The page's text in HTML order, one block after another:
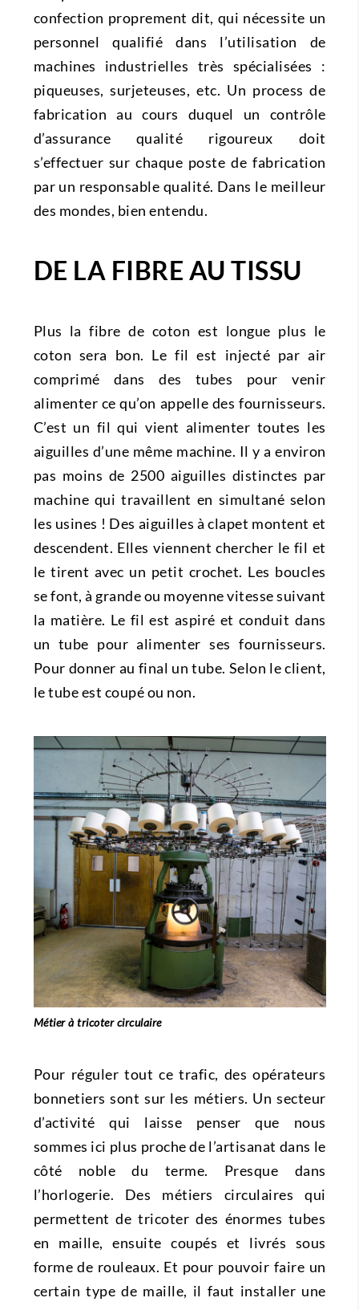
confection proprement dit, qui nécessite un
personnel qualifié dans l’utilisation de
machines industrielles très spécialisées :
piqueuses, surjeteuses, etc. Un process de
fabrication au cours duquel un contrôle
d’assurance qualité rigoureux doit
s’effectuer sur chaque poste de fabrication
par un responsable qualité. Dans le meilleur
des mondes, bien entendu.
DE LA FIBRE AU TISSU
Plus la fibre de coton est longue plus le
coton sera bon. Le fil est injecté par air
comprimé dans des tubes pour venir
alimenter ce qu’on appelle des fournisseurs.
C’est un fil qui vient alimenter toutes les
aiguilles d’une même machine. Il y a environ
pas moins de 2500 aiguilles distinctes par
machine qui travaillent en simultané selon
les usines ! Des aiguilles à clapet montent et
descendent. Elles viennent chercher le fil et
le tirent avec un petit crochet. Les boucles
se font, à grande ou moyenne vitesse suivant
la matière. Le fil est aspiré et conduit dans
un tube pour alimenter ses fournisseurs.
Pour donner au final un tube. Selon le client,
le tube est coupé ou non.
Métier à tricoter circulaire
Pour réguler tout ce trafic, des opérateurs
bonnetiers sont sur les métiers. Un secteur
d’activité qui laisse penser que nous
sommes ici plus proche de l’artisanat dans le
côté noble du terme. Presque dans
l’horlogerie. Des métiers circulaires qui
permettent de tricoter des énormes tubes
en maille, ensuite coupés et livrés sous
forme de rouleaux. Et pour pouvoir faire un
certain type de maille, il faut installer une